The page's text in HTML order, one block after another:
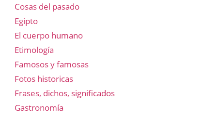
Cosas del pasado
Egipto
El cuerpo humano
Etimología
Famosos y famosas
Fotos historicas
Frases, dichos, significados
Gastronomía